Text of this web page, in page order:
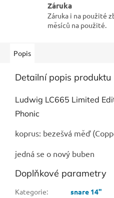
Záruka
Záruka i na použité
měsíců na použité.
Popis
Detailní popis produktu
Ludwig LC665 Limited
Phonic
koprus: bezešvá měď
jedná se o nový buben
Doplňkové parametry
Kategorie:
snare 14"